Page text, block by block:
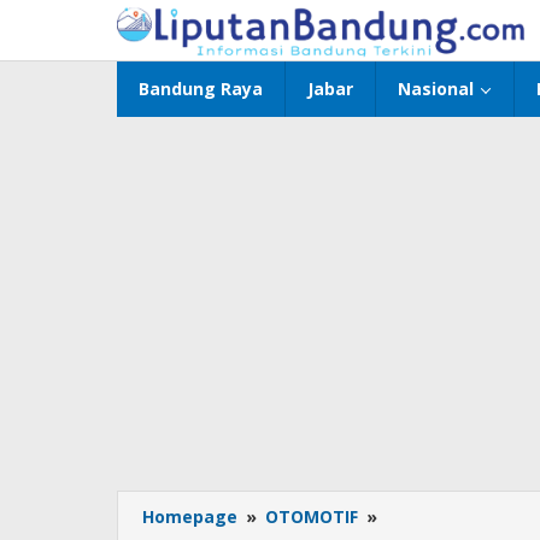
konten
Bandung Raya Jabar Nasional
Homepage » OTOMOTIF »